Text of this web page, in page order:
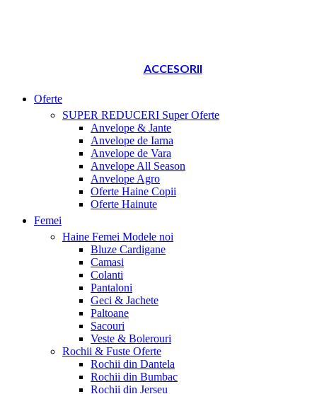
ACCESORII
Oferte
SUPER REDUCERI Super Oferte
Anvelope & Jante
Anvelope de Iarna
Anvelope de Vara
Anvelope All Season
Anvelope Agro
Oferte Haine Copii
Oferte Hainute
Femei
Haine Femei Modele noi
Bluze Cardigane
Camasi
Colanti
Pantaloni
Geci & Jachete
Paltoane
Sacouri
Veste & Bolerouri
Rochii & Fuste Oferte
Rochii din Dantela
Rochii din Bumbac
Rochii din Jerseu